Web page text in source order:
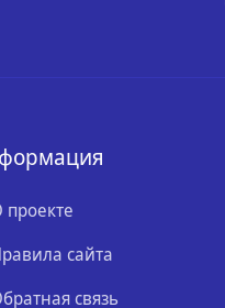
проекте
сайта
связь